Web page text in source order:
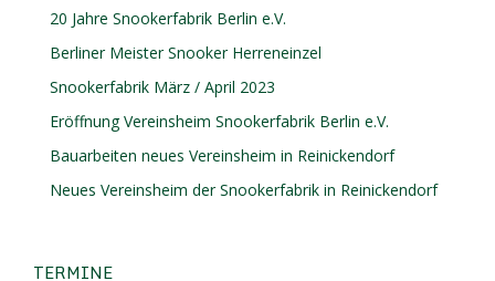
20 Jahre Snookerfabrik Berlin e.V.
Berliner Meister Snooker Herreneinzel
Snookerfabrik März / April 2023
Eröffnung Vereinsheim Snookerfabrik Berlin e.V.
Bauarbeiten neues Vereinsheim in Reinickendorf
Neues Vereinsheim der Snookerfabrik in Reinickendorf
TERMINE